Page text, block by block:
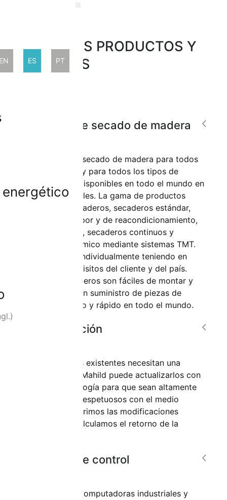
NUESTROS PRODUCTOS Y
SERVICIOS
Cámaras de secado de madera
Las plantas de secado de madera para todos
los propósitos y para todos los tipos de
madera están disponibles en todo el mundo en
tamaños variables. La gama de productos
incluye pre-secaderos, secaderos estándar,
cámaras de vapor y de reacondicionamiento,
cámaras combi, secaderos continuos y
tratamiento térmico mediante sistemas TMT.
Mahild diseña individualmente teniendo en
cuenta los requisitos del cliente y del país.
Nuestros secaderos son fáciles de montar y
garantizamos un suministro de piezas de
repuesto seguro y rápido en todo el mundo.
Modernización
¿Sus secaderos existentes necesitan una
actualización? Mahild puede actualizarlos con
la última tecnología para que sean altamente
productivos y respetuosos con el medio
ambiente. Sugerimos las modificaciones
necesarias y calculamos el retorno de la
Sistemas de control
Mahild ofrece computadoras industriales y
ES PT